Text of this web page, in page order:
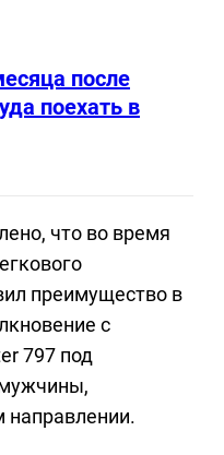
после
поехать в
что во время
преимущество в
с
797 под
направлении.